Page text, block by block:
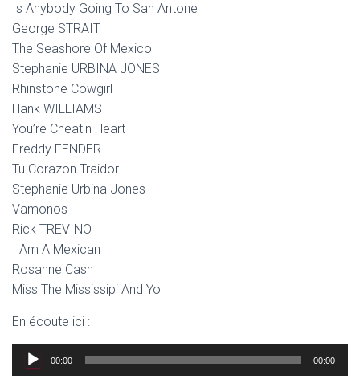
Is Anybody Going To San Antone
George STRAIT
The Seashore Of Mexico
Stephanie URBINA JONES
Rhinstone Cowgirl
Hank WILLIAMS
You’re Cheatin Heart
Freddy FENDER
Tu Corazon Traidor
Stephanie Urbina Jones
Vamonos
Rick TREVINO
I Am A Mexican
Rosanne Cash
Miss The Mississipi And Yo
En écoute ici :
Lecteur
audio
00:00 00:00